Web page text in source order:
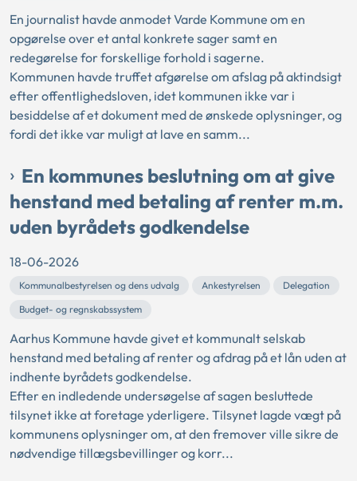
En journalist havde anmodet Varde Kommune om en
opgørelse over et antal konkrete sager samt en
redegørelse for forskellige forhold i sagerne.
Kommunen havde truffet afgørelse om afslag på aktindsigt
efter offentlighedsloven, idet kommunen ikke var i
besiddelse af et dokument med de ønskede oplysninger, og
fordi det ikke var muligt at lave en samm...
En kommunes beslutning om at give
henstand med betaling af renter m.m.
uden byrådets godkendelse
18-06-2026
Kommunalbestyrelsen og dens udvalg Ankestyrelsen
Delegation
Budget- og regnskabssystem
Aarhus Kommune havde givet et kommunalt selskab
henstand med betaling af renter og afdrag på et lån uden at
indhente byrådets godkendelse.
Efter en indledende undersøgelse af sagen besluttede
tilsynet ikke at foretage yderligere. Tilsynet lagde vægt på
kommunens oplysninger om, at den fremover ville sikre de
nødvendige tillægsbevillinger og korr...